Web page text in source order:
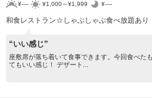
¥---- ¥1,000～¥1,999 ¥----
和食レストラン☆しゃぶしゃぶ食べ放題あり
“いい感じ”
座敷席が落ち着いて食事できます。今回食べた
てもいい感じ！ デザート...